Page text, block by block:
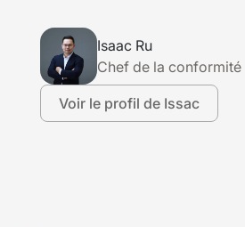
Isaac Ru
Chef de la conformité
Voir le profil de Issac